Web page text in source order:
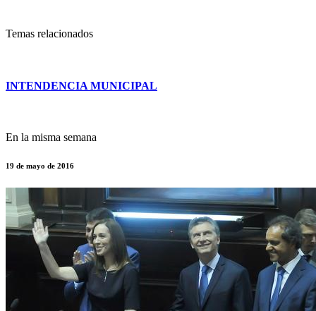
Temas relacionados
INTENDENCIA MUNICIPAL
En la misma semana
19 de mayo de 2016